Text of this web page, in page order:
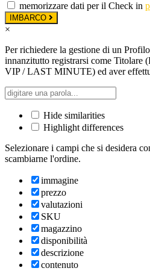
memorizzare dati per il Check in
IMBARCO
×
Per richiedere la gestione di un
innanzitutto registrarsi come Titolare
VIP / LAST MINUTE) ed aver
Hide similarities
Highlight differences
Selezionare i campi che si desidera
scambiarne l'ordine.
immagine
prezzo
valutazioni
SKU
magazzino
disponibilità
descrizione
contenuto